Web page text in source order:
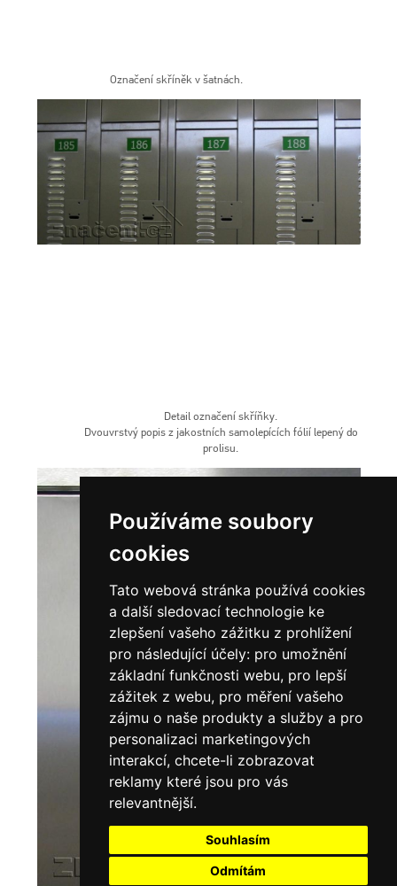
Používáme soubory
cookies
Tato webová stránka používá cookies
a další sledovací technologie ke
zlepšení vašeho zážitku z prohlížení
pro následující účely: pro umožnění
základní funkčnosti webu, pro lepší
zážitek z webu, pro měření vašeho
zájmu o naše produkty a služby a pro
personalizaci marketingových
interakcí, chcete-li zobrazovat
reklamy které jsou pro vás
relevantnější.
Souhlasím
Odmítám
Označení skříněk v šatnách.
Detail označení skříňky.
Dvouvrstvý popis z jakostních samolepících fólií lepený do
prolisu.